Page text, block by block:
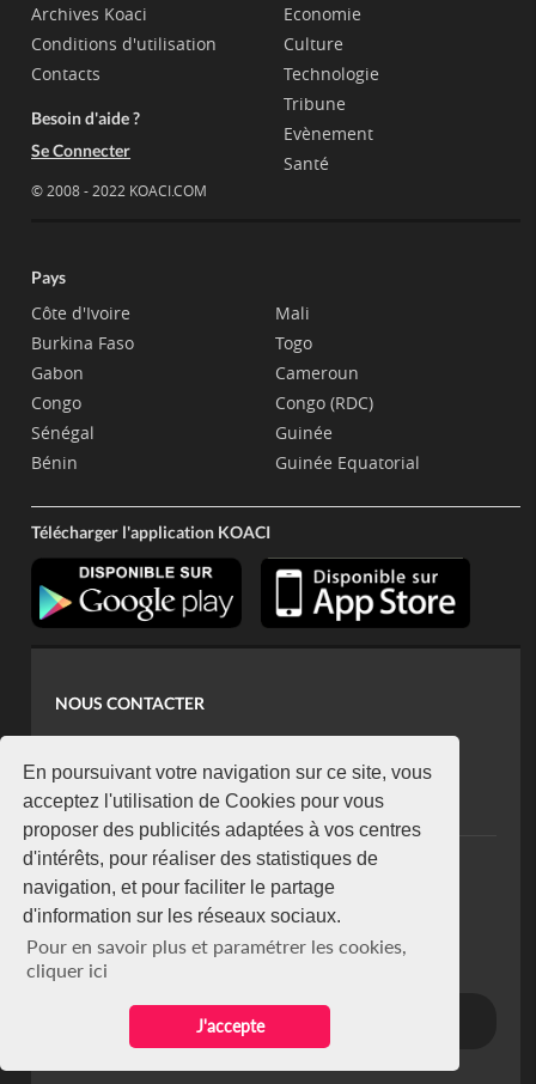
En poursuivant votre navigation sur ce site, vous
acceptez l'utilisation de Cookies pour vous
proposer des publicités adaptées à vos centres
d'intérêts, pour réaliser des statistiques de
navigation, et pour faciliter le partage
d'information sur les réseaux sociaux.
Pour en savoir plus et paramétrer les cookies,
cliquer ici
J'accepte
Archives Koaci
Conditions d'utilisation
Contacts
Besoin d'aide ?
Se Connecter
© 2008 - 2022 KOACI.COM
Economie
Culture
Technologie
Tribune
Evènement
Santé
Pays
Côte d'Ivoire
Burkina Faso
Gabon
Congo
Sénégal
Bénin
Mali
Togo
Cameroun
Congo (RDC)
Guinée
Guinée Equatorial
Télécharger l'application KOACI
NOUS CONTACTER
koaci@yahoo.fr
+225 07 08 85 52 93
NEWSLETTER
Restez connecté via notre newsletter
S'abonner
Se désabonner